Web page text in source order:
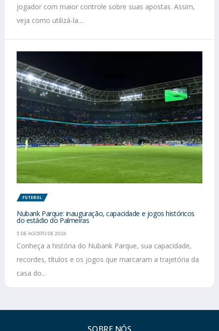
jogador com maior controle sobre suas apostas. Assim,
veja como utilizá-la....
FUTEBOL
Nubank Parque: inauguração, capacidade e jogos históricos
do estádio do Palmeiras
5 DE AGOSTO DE 2026
Conheça a história do Nubank Parque, sua capacidade,
recordes, títulos e os jogos que marcaram a trajetória da
casa do...